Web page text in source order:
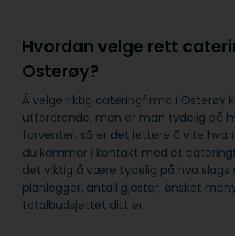
Hvordan velge rett
Osterøy?
Å velge riktig cateringfirma i Osterøy
utfordrende, men er man tydelig på
forventer, så er det lettere å vite hva
du kommer i kontakt med et
det viktig å være tydelig på hva slags
planlegger, antall gjester, ønsket
totalbudsjettet ditt er.